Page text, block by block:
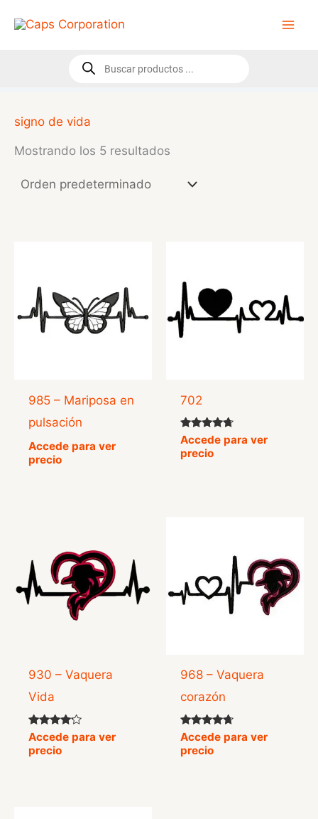
Búsqueda
de
signo de vida
Mostrando los 5 resultados
985 – Mariposa en
pulsación
Accede para ver
precio
702
Valorado
con
4.50
Accede para ver
precio
930 – Vaquera
Vida
Valorado
con
4.00
Accede para ver
precio
968 – Vaquera
corazón
Valorado
con
4.50
Accede para ver
precio